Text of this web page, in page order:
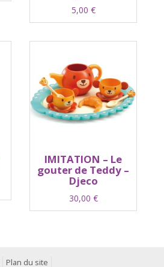
5,00 €
IMITATION – Le
gouter de Teddy –
Djeco
30,00 €
Plan du site